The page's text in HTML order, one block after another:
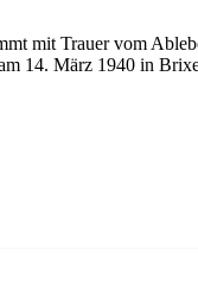
mit Trauer vom
14. März 1940 in